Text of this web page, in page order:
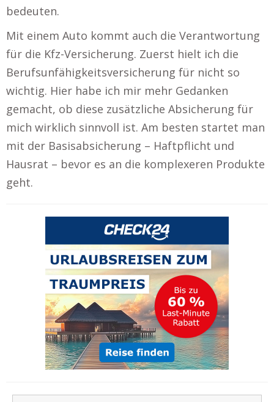
bedeuten.
Mit einem Auto kommt auch die Verantwortung
für die Kfz-Versicherung. Zuerst hielt ich die
Berufsunfähigkeitsversicherung für nicht so
wichtig. Hier habe ich mir mehr Gedanken
gemacht, ob diese zusätzliche Absicherung für
mich wirklich sinnvoll ist. Am besten startet man
mit der Basisabsicherung – Haftpflicht und
Hausrat – bevor es an die komplexeren Produkte
geht.